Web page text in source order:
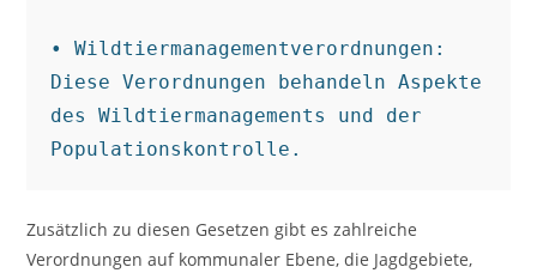
• Wildtiermanagementverordnungen:
Diese Verordnungen behandeln Aspekte
des Wildtiermanagements und der
Populationskontrolle.
Zusätzlich zu diesen Gesetzen gibt es zahlreiche
Verordnungen auf kommunaler Ebene, die Jagdgebiete,